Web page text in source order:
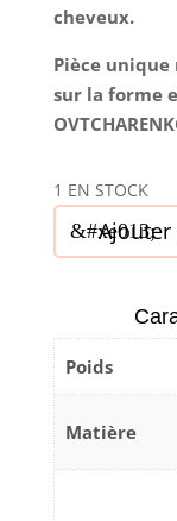
cheveux.
Pièce
sur la forme
1 EN STOCK
quantité
en
paille,
de
type
"Bibi",
T
U
Ajouter
Poids
Matière